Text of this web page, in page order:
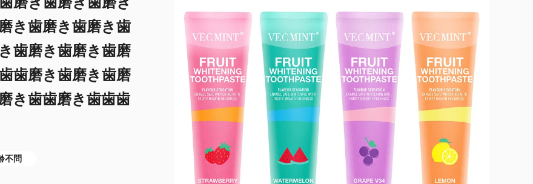
き歯磨き歯磨き歯
歯磨き歯磨き歯磨
歯磨き歯磨き歯磨
き歯歯磨き歯歯歯
不問